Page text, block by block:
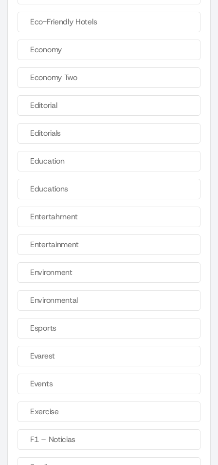
Eco-Friendly Hotels
Economy
Economy Two
Editorial
Editorials
Education
Educations
Entertahrnent
Entertainment
Environment
Environmental
Esports
Evarest
Events
Exercise
F1 – Noticias